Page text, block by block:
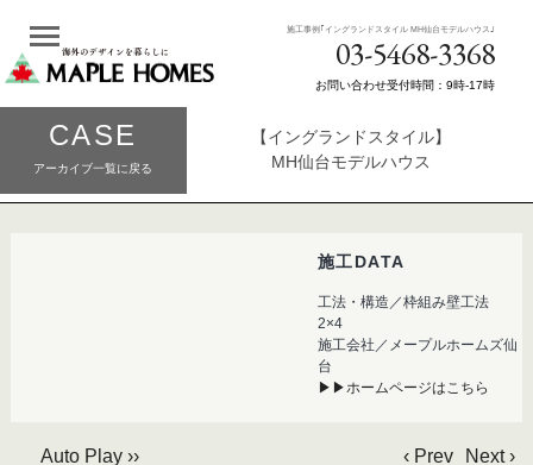
施工事例｢イングランドスタイル MH仙台モデルハウス｣
03-5468-3368
お問い合わせ受付時間：9時-17時
CASE
アーカイブ一覧に戻る
【イングランドスタイル】
MH仙台モデルハウス
施工DATA
工法・構造／枠組み壁工法
2×4
施工会社／メープルホームズ仙
台
▶▶ホームページはこちら
Auto Play ›› ‹ Prev Next ›